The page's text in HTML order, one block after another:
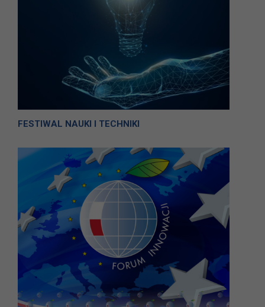
FESTIWAL NAUKI I TECHNIKI